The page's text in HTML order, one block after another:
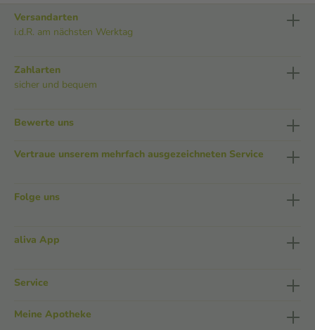
Versandarten
i.d.R. am nächsten Werktag
Zahlarten
sicher und bequem
Bewerte uns
Vertraue unserem mehrfach ausgezeichneten Service
Folge uns
aliva App
Service
Meine Apotheke